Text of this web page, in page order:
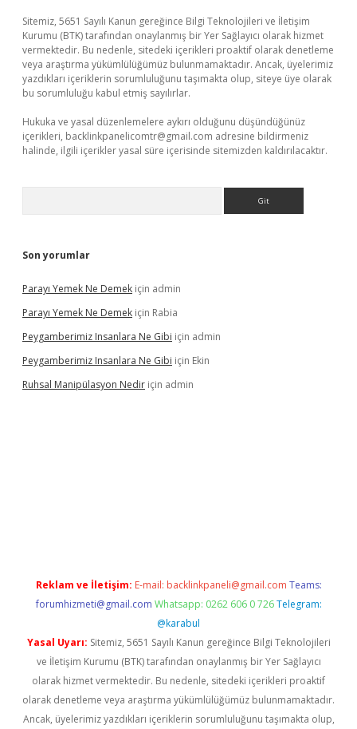
Sitemiz, 5651 Sayılı Kanun gereğince Bilgi Teknolojileri ve İletişim
Kurumu (BTK) tarafından onaylanmış bir Yer Sağlayıcı olarak hizmet
vermektedir. Bu nedenle, sitedeki içerikleri proaktif olarak denetleme
veya araştırma yükümlülüğümüz bulunmamaktadır. Ancak, üyelerimiz
yazdıkları içeriklerin sorumluluğunu taşımakta olup, siteye üye olarak
bu sorumluluğu kabul etmiş sayılırlar.
Hukuka ve yasal düzenlemelere aykırı olduğunu düşündüğünüz
içerikleri, backlinkpanelicomtr@gmail.com adresine bildirmeniz
halinde, ilgili içerikler yasal süre içerisinde sitemizden kaldırılacaktır.
Son yorumlar
Parayı Yemek Ne Demek için admin
Parayı Yemek Ne Demek için Rabia
Peygamberimiz Insanlara Ne Gibi için admin
Peygamberimiz Insanlara Ne Gibi için Ekin
Ruhsal Manipülasyon Nedir için admin
Reklam ve İletişim: E-mail: backlinkpaneli@gmail.com Teams:
forumhizmeti@gmail.com Whatsapp: 0262 606 0 726 Telegram:
@karabul
Yasal Uyarı: Sitemiz, 5651 Sayılı Kanun gereğince Bilgi Teknolojileri
ve İletişim Kurumu (BTK) tarafından onaylanmış bir Yer Sağlayıcı
olarak hizmet vermektedir. Bu nedenle, sitedeki içerikleri proaktif
olarak denetleme veya araştırma yükümlülüğümüz bulunmamaktadır.
Ancak, üyelerimiz yazdıkları içeriklerin sorumluluğunu taşımakta olup,